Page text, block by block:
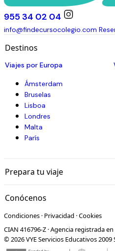
955 34 02 04
info@findecursocolegio.com
Destinos
Viajes por Europa
Ámsterdam
Bruselas
Lisboa
Londres
Malta
París
Prepara tu viaje
Conócenos
Condiciones · Privacidad ·Cookies
CIAN 416796-Z · Agencia registrada
© 2026 VYE Servicios Educativos 2009